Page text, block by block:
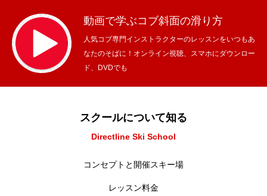
動画で学ぶコブ斜面の滑り方
人気コブ専門インストラクターのレッスンをいつもあ
なたのそばに！オンライン視聴、スマホにダウンロー
ド、DVDでも
スクールについて知る
Directline Ski School
コンセプトと開催スキー場
レッスン料金